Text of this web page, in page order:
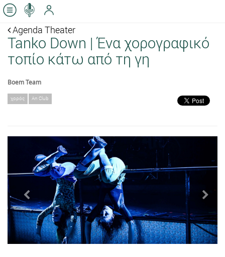
Agenda Theater
Tanko Down | Ένα χορογραφικό
τοπίο κάτω από τη γη
Boem Team
χορός An Club
Previous